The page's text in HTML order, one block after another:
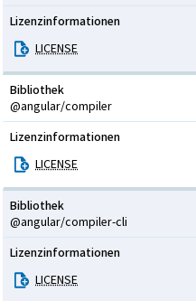
Lizenzinformationen
LICENSE
Bibliothek
@angular/compiler
Lizenzinformationen
LICENSE
Bibliothek
@angular/compiler-cli
Lizenzinformationen
LICENSE